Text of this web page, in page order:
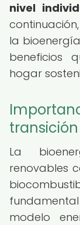
nivel
la
beneficios
hogar
La
renovables
modelo